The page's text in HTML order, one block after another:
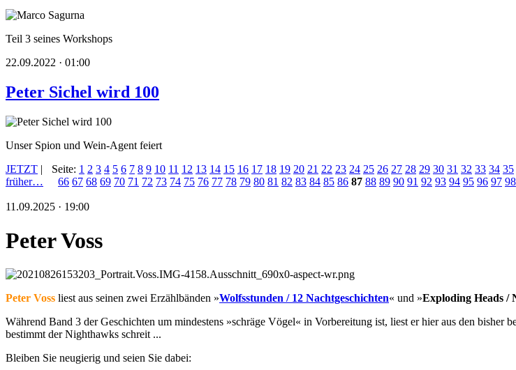
Teil 3 seines Workshops
22.09.2022 · 01:00
Peter Sichel wird 100
Unser Spion und Wein-Agent feiert
JETZT |
früher…
Seite: 1 2 3 4 5 6 7 8 9 10 11 12 13 14 15 16 17 18 19 20 21 22 23 24 25 26 27 28 29 30 31 32 33 34 35
66 67 68 69 70 71 72 73 74 75 76 77 78 79 80 81 82 83 84 85 86 87 88 89 90 91 92 93 94 95 96 97 98
11.09.2025 · 19:00
Peter Voss
Peter Voss liest aus seinen zwei Erzählbänden »Wolfsstunden / 12 Nachtgeschichten« und »Exploding Heads /
Während Band 3 der Geschichten um mindestens »schräge Vögel« in Vorbereitung ist, liest er hier aus den bisher
bestimmt der Nighthawks schreit ...
Bleiben Sie neugierig und seien Sie dabei: